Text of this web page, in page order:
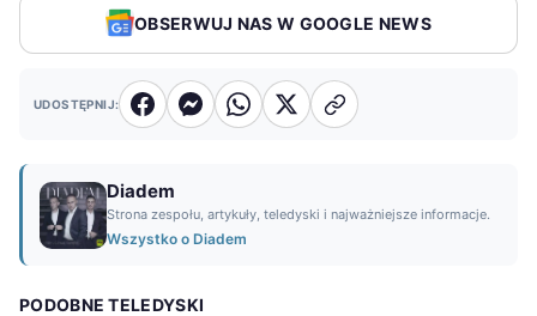
OBSERWUJ NAS W GOOGLE NEWS
UDOSTĘPNIJ:
Diadem
Strona zespołu, artykuły, teledyski i najważniejsze informacje.
Wszystko o Diadem
PODOBNE TELEDYSKI